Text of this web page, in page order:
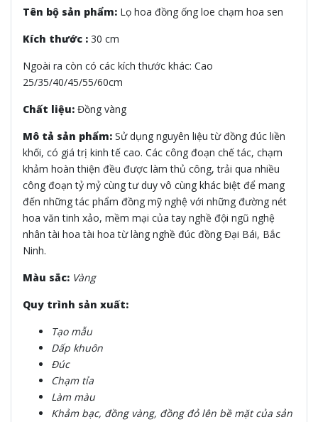
Tên bộ sản phẩm: Lọ hoa đồng ống loe chạm hoa sen
Kích thước : 30 cm
Ngoài ra còn có các kích thước khác: Cao
25/35/40/45/55/60cm
Chất liệu: Đồng vàng
Mô tả sản phẩm: Sử dụng nguyên liệu từ đồng đúc liền
khối, có giá trị kinh tế cao. Các công đoạn chế tác, chạm
khảm hoàn thiện đều được làm thủ công, trải qua nhiều
công đoạn tỷ mỷ cùng tư duy vô cùng khác biệt để mang
đến những tác phẩm đồng mỹ nghệ với những đường nét
hoa văn tinh xảo, mềm mại của tay nghề đội ngũ nghệ
nhân tài hoa tài hoa từ làng nghề đúc đồng Đại Bái, Bắc
Ninh.
Màu sắc: Vàng
Quy trình sản xuất:
Tạo mẫu
Dấp khuôn
Đúc
Chạm tỉa
Làm màu
Khảm bạc, đồng vàng, đồng đỏ lên bề mặt của sản